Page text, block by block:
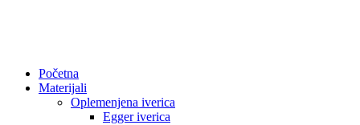
Početna
Materijali
Oplemenjena iverica
Egger iverica